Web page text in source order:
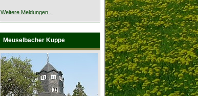
Weitere Meldungen...
Meuselbacher Kuppe